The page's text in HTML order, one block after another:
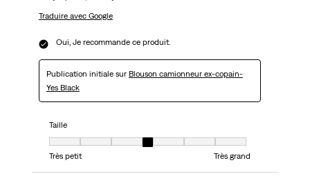
Traduire avec Google
Oui, Je recommande ce produit.
Publication initiale sur Blouson camionneur ex-copain-
Yes Black
Taille
Taille, 4 sur 7, où 1 est égal à Très petit et 7 est égal à Très grand
Très petit
Très grand